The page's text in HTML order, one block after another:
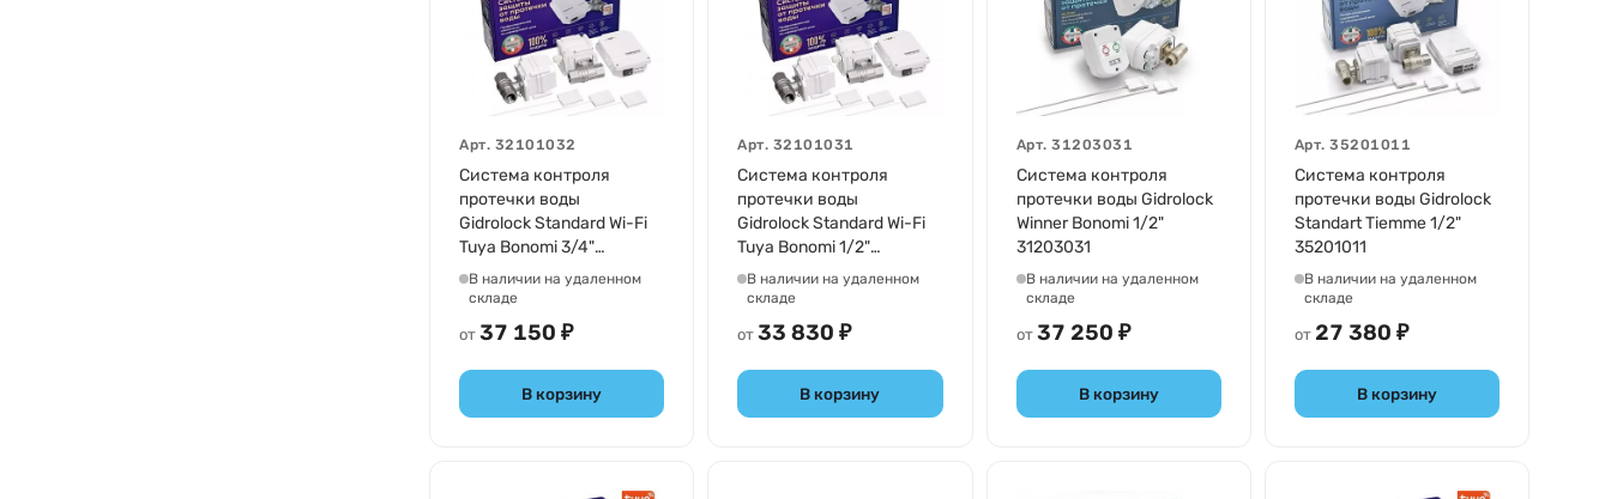
Система контроля
протечки воды
Gidrolock Standard Wi-Fi
Tuya Bonomi 3/4"
32101032
В наличии на удаленном
складе
Арт. 32101032
от 37 150 ₽
В корзину
Система контроля
протечки воды
Gidrolock Standard Wi-Fi
Tuya Bonomi 1/2"
32101031
В наличии на удаленном
складе
Арт. 32101031
от33 830 ₽
В корзину
Система контроля
протечки воды Gidrolock
Winner Bonomi 1/2"
31203031
В наличии на удаленном
складе
Арт. 31203031
от 37 250 ₽
В корзину
Система контроля
протечки воды Gidrolock
Standart Tiemme 1/2"
35201011
В наличии на удаленном
складе
Арт.35201011
от 27 380 ₽
В корзину